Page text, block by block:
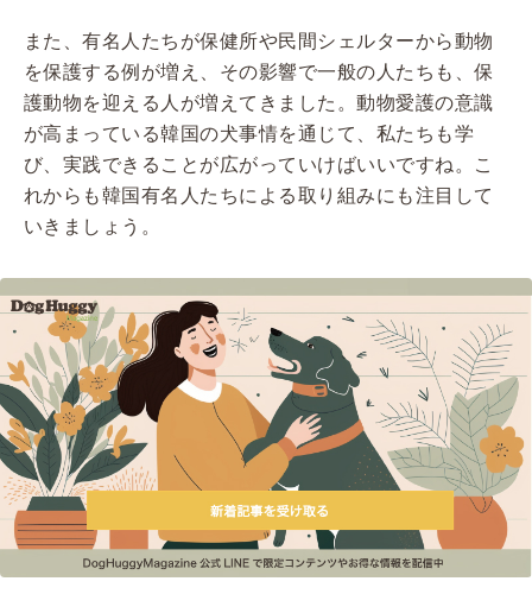
また、有名人たちが保健所や民間シェルターから動物
を保護する例が増え、その影響で一般の人たちも、保
護動物を迎える人が増えてきました。動物愛護の意識
が高まっている韓国の犬事情を通じて、私たちも学
び、実践できることが広がっていけばいいですね。こ
れからも韓国有名人たちによる取り組みにも注目して
いきましょう。